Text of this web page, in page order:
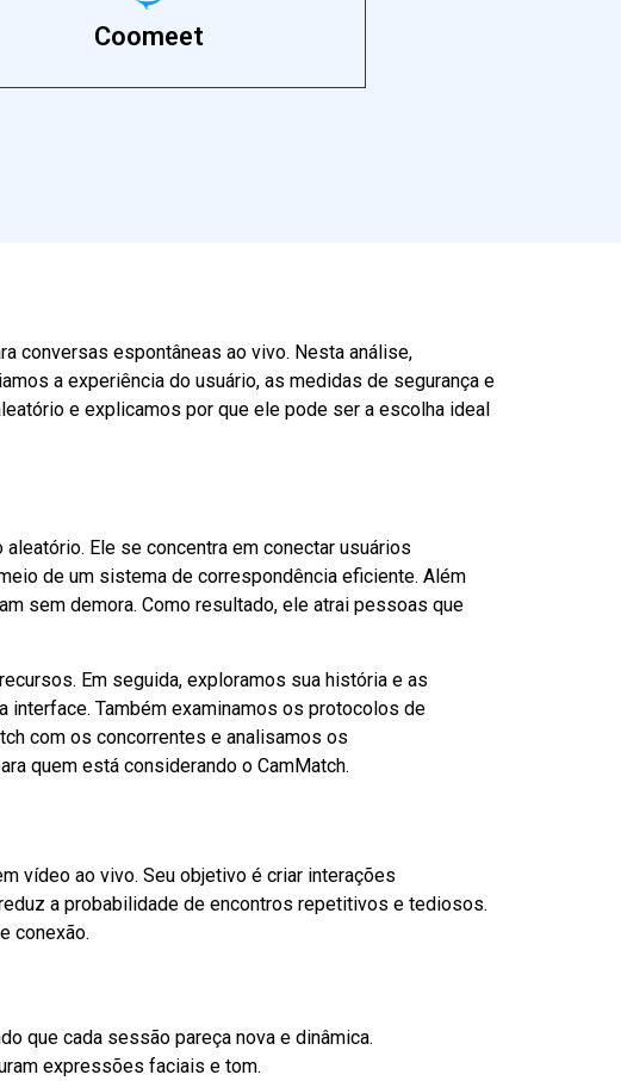
Coomeet
conversas espontâneas ao vivo. Nesta análise,
a experiência do usuário, as medidas de segurança e
e explicamos por que ele pode ser a escolha ideal
Ele se concentra em conectar usuários
de um sistema de correspondência eficiente. Além
sem demora. Como resultado, ele atrai pessoas que
Em seguida, exploramos sua história e as
interface. Também examinamos os protocolos de
com os concorrentes e analisamos os
quem está considerando o CamMatch.
vídeo ao vivo. Seu objetivo é criar interações
a probabilidade de encontros repetitivos e tediosos.
conexão.
que cada sessão pareça nova e dinâmica.
expressões faciais e tom.